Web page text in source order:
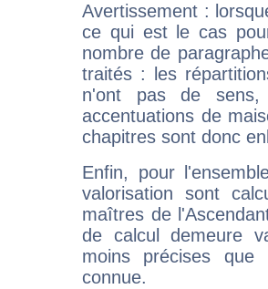
Avertissement :
ce qui est le cas
nombre de
traités : les
n'ont pas de sens,
accentuations de
chapitres sont donc
Enfin, pour
valorisation sont
maîtres de
de calcul demeure
moins précises que
connue.